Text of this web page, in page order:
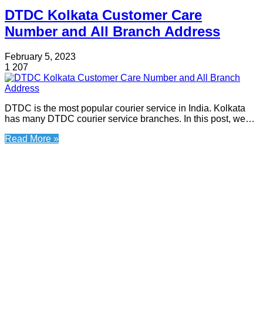
DTDC Kolkata Customer Care
Number and All Branch Address
February 5, 2023
1 207
DTDC is the most popular courier service in India. Kolkata
has many DTDC courier service branches. In this post, we…
Read More »